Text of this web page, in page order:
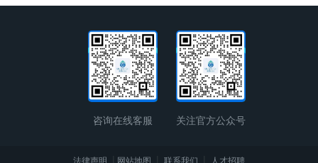
咨询在线客服 关注官方公众号
法律声明 网站地图 联系我们 人才招聘